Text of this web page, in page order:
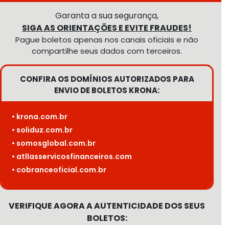
Garanta a sua segurança,
SIGA AS ORIENTAÇÕES E EVITE FRAUDES!
Pague boletos apenas nos canais oficiais e não
compartilhe seus dados com terceiros.
CONFIRA OS DOMÍNIOS AUTORIZADOS PARA
ENVIO DE BOLETOS KRONA:
• krona.com.br
• soliduz.com.br
• somosglobal.com.br
• atllasservicosfinanceiros.com
• cobranceoficial.com.br
VERIFIQUE AGORA A AUTENTICIDADE DOS SEUS
BOLETOS: